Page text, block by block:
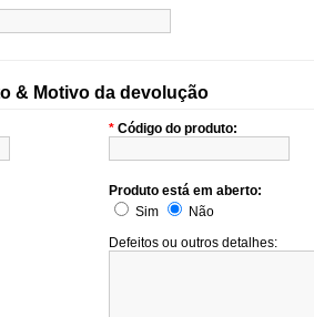
& Motivo da devolução
* Código do produto:
Produto está em aberto:
Sim
Não
Defeitos ou outros detalhes: